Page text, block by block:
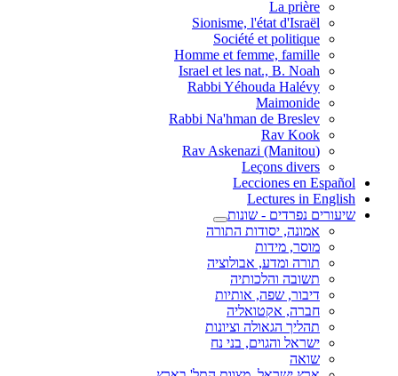
La prière
Sionisme, l'état d'Israël
Société et politique
Homme et femme, famille
Israel et les nat., B. Noah
Rabbi Yéhouda Halévy
Maimonide
Rabbi Na'hman de Breslev
Rav Kook
(Rav Askenazi (Manitou
Leçons divers
Lecciones en Español
Lectures in English
שיעורים נפרדים - שונות
אמונה, יסודות התורה
מוסר, מידות
תורה ומדע, אבולוציה
תשובה והלכותיה
דיבור, שפה, אותיות
חברה, אקטואליה
תהליך הגאולה וציונות
ישראל והגוים, בני נח
שואה